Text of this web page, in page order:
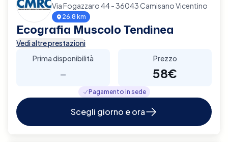
Via Fogazzaro 44 - 36043 Camisano Vicentino
26.8 km
Ecografia Muscolo Tendinea
Vedi altre prestazioni
Prima disponibilità
-
Prezzo
58€
Pagamento in sede
Scegli giorno e ora